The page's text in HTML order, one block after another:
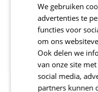
We gebruiken
advertenties te
functies voor
om ons
Ook delen we
van onze site
social media,
partners kunnen